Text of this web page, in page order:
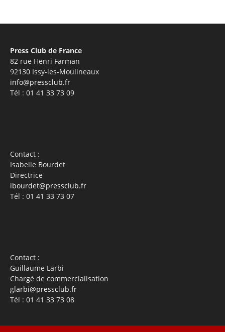
Press Club de France
82 rue Henri Farman
92130 Issy-les-Moulineaux
info@pressclub.fr
Tél : 01 41 33 73 09
Contact :
Isabelle Bourdet
Directrice
ibourdet@pressclub.fr
Tél : 01 41 33 73 07
Contact :
Guillaume Larbi
Chargé de commercialisation
glarbi@pressclub.fr
Tél : 01 41 33 73 08